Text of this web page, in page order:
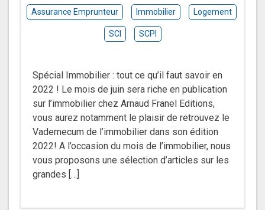
Assurance Emprunteur Immobilier Logement
SCI SCPI
Spécial Immobilier : tout ce qu’il faut savoir en
2022 ! Le mois de juin sera riche en publication
sur l’immobilier chez Arnaud Franel Editions,
vous aurez notamment le plaisir de retrouvez le
Vademecum de l’immobilier dans son édition
2022! A l’occasion du mois de l’immobilier, nous
vous proposons une sélection d’articles sur les
grandes […]